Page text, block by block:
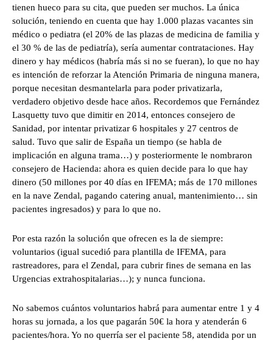
tienen hueco para su cita, que pueden ser muchos. La única
solución, teniendo en cuenta que hay 1.000 plazas vacantes sin
médico o pediatra (el 20% de las plazas de medicina de familia y
el 30 % de las de pediatría), sería aumentar contrataciones. Hay
dinero y hay médicos (habría más si no se fueran), lo que no hay
es intención de reforzar la Atención Primaria de ninguna manera,
porque necesitan desmantelarla para poder privatizarla,
verdadero objetivo desde hace años. Recordemos que Fernández
Lasquetty tuvo que dimitir en 2014, entonces consejero de
Sanidad, por intentar privatizar 6 hospitales y 27 centros de
salud. Tuvo que salir de España un tiempo (se habla de
implicación en alguna trama…) y posteriormente le nombraron
consejero de Hacienda: ahora es quien decide para lo que hay
dinero (50 millones por 40 días en IFEMA; más de 170 millones
en la nave Zendal, pagando catering anual, mantenimiento… sin
pacientes ingresados) y para lo que no.
Por esta razón la solución que ofrecen es la de siempre:
voluntarios (igual sucedió para plantilla de IFEMA, para
rastreadores, para el Zendal, para cubrir fines de semana en las
Urgencias extrahospitalarias…); y nunca funciona.
No sabemos cuántos voluntarios habrá para aumentar entre 1 y 4
horas su jornada, a los que pagarán 50€ la hora y atenderán 6
pacientes/hora. Yo no querría ser el paciente 58, atendida por un